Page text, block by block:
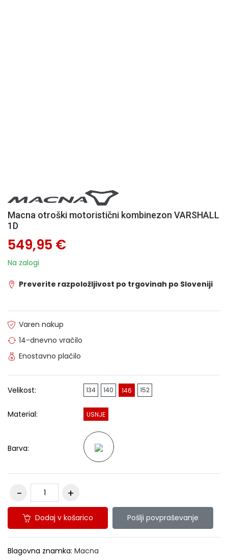
Macna otroški motoristični kombinezon VARSHALL
1D
549,95 €
Na zalogi
Preverite razpoložljivost po trgovinah po Sloveniji
Varen nakup
14-dnevno vračilo
Enostavno plačilo
Velikost: 134 140 146 152
Material: USNJE
Barva:
Dodaj v košarico Pošlji povpraševanje
Blagovna znamka: Macna